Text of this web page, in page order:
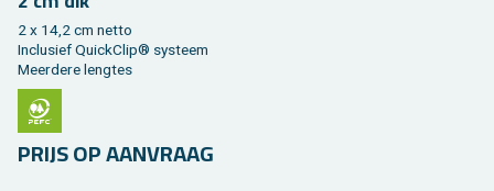
2 x 14,2 cm netto
In­clu­sief Quick­Clip® sys­teem
Meer­de­re leng­tes
PRIJS OP AAN­VRAAG